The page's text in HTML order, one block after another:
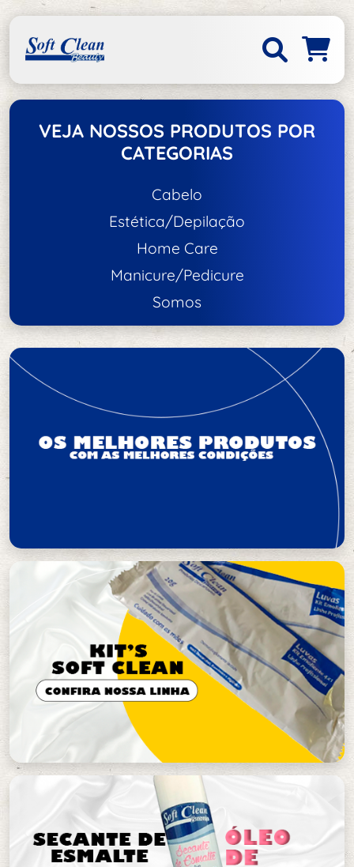
VEJA NOSSOS PRODUTOS POR
CATEGORIAS
Cabelo
Acessórios de Cabelo
Escovas e Pentes
Tratamento e Hidratação
Estética/Depilação
Acessórios de Estética/Depilação
Home Care
Acessórios
Manicure/Pedicure
Unhas
Aço Inox
Acessórios de Manicure/Pedicure
Somos